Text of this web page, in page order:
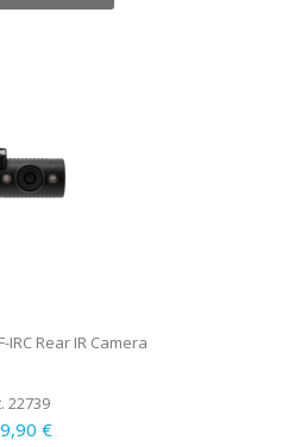
IRC Rear IR Camera
22739
€